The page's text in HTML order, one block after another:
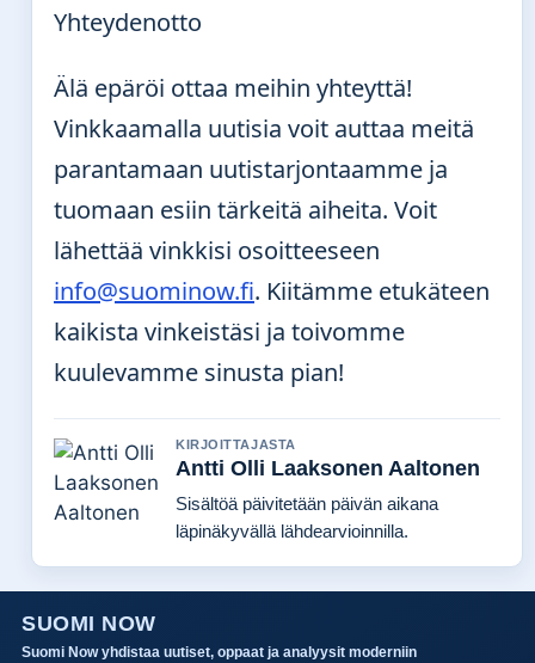
Yhteydenotto
Älä epäröi ottaa meihin yhteyttä!
Vinkkaamalla uutisia voit auttaa meitä
parantamaan uutistarjontaamme ja
tuomaan esiin tärkeitä aiheita. Voit
lähettää vinkkisi osoitteeseen
info@suominow.fi. Kiitämme etukäteen
kaikista vinkeistäsi ja toivomme
kuulevamme sinusta pian!
KIRJOITTAJASTA
Antti Olli Laaksonen Aaltonen
Sisältöä päivitetään päivän aikana
läpinäkyvällä lähdearvioinnilla.
SUOMI NOW
Suomi Now yhdistaa uutiset, oppaat ja analyysit moderniin